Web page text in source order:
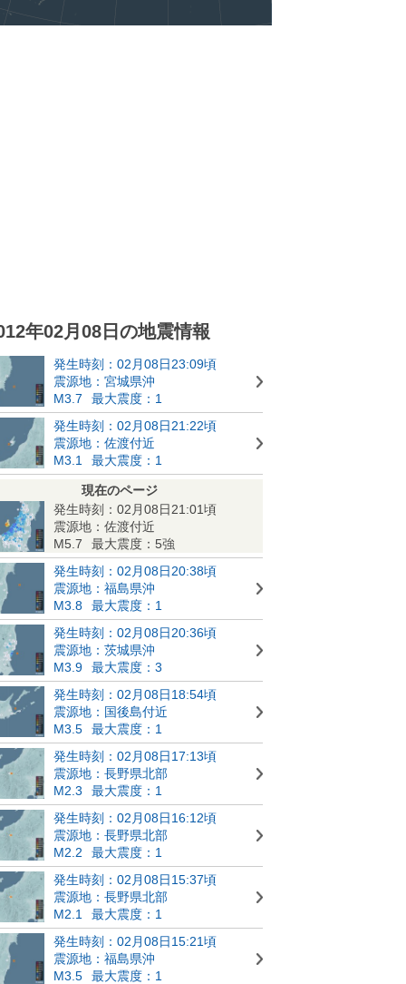
年02月08日の地震情報
発生時刻：02月08日23:09頃
震源地：宮城県沖
M3.7
最大震度：1
発生時刻：02月08日21:22頃
震源地：佐渡付近
M3.1
最大震度：1
現在のページ
発生時刻：02月08日21:01頃
震源地：佐渡付近
M5.7
最大震度：5強
発生時刻：02月08日20:38頃
震源地：福島県沖
M3.8
最大震度：1
発生時刻：02月08日20:36頃
震源地：茨城県沖
M3.9
最大震度：3
発生時刻：02月08日18:54頃
震源地：国後島付近
M3.5
最大震度：1
発生時刻：02月08日17:13頃
震源地：長野県北部
M2.3
最大震度：1
発生時刻：02月08日16:12頃
震源地：長野県北部
M2.2
最大震度：1
発生時刻：02月08日15:37頃
震源地：長野県北部
M2.1
最大震度：1
発生時刻：02月08日15:21頃
震源地：福島県沖
M3.5
最大震度：1